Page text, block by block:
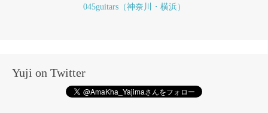
045guitars（神奈川・横浜）
Yuji on Twitter